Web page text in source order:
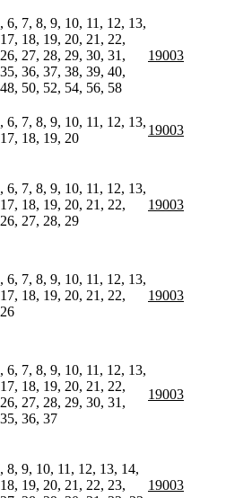
6, 7, 8, 9, 10, 11, 12, 13,
18, 19, 20, 21, 22,
27, 28, 29, 30, 31,
36, 37, 38, 39, 40,
50, 52, 54, 56, 58
19003
6, 7, 8, 9, 10, 11, 12, 13,
18, 19, 20
19003
6, 7, 8, 9, 10, 11, 12, 13,
18, 19, 20, 21, 22,
27, 28, 29
19003
6, 7, 8, 9, 10, 11, 12, 13,
18, 19, 20, 21, 22,
19003
6, 7, 8, 9, 10, 11, 12, 13,
18, 19, 20, 21, 22,
27, 28, 29, 30, 31,
36, 37
19003
8, 9, 10, 11, 12, 13, 14,
19, 20, 21, 22, 23,
19003